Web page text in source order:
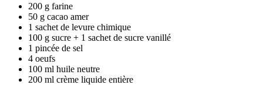
200 g farine
50 g cacao amer
1 sachet de levure chimique
100 g sucre + 1 sachet de sucre vanillé
1 pincée de sel
4 oeufs
100 ml huile neutre
200 ml crème liquide entière